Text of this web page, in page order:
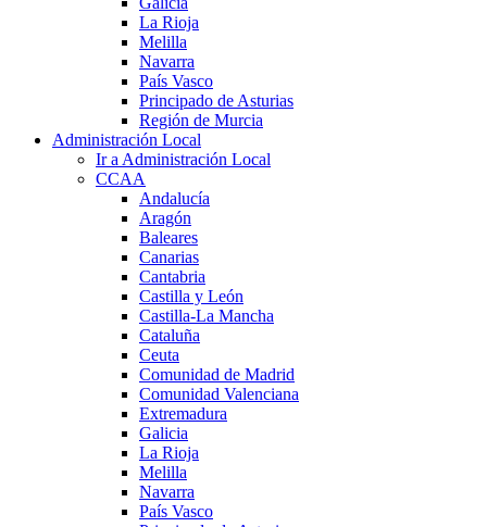
La Rioja
Melilla
Navarra
País Vasco
Principado de Asturias
Región de Murcia
Administración Local
Ir a Administración Local
CCAA
Andalucía
Aragón
Baleares
Canarias
Cantabria
Castilla y León
Castilla-La Mancha
Cataluña
Ceuta
Comunidad de Madrid
Comunidad Valenciana
Extremadura
Galicia
La Rioja
Melilla
Navarra
País Vasco